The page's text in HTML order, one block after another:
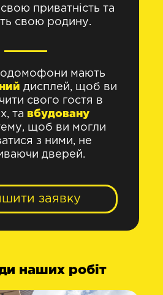
мають
дисплей, щоб ви
свого гостя в
та вбудовану
щоб ви могли
з ними, не
дверей.
заявку
приватність та
свою родину.
наших робіт